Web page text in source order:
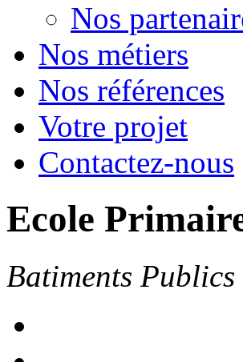
Nos
Nos métiers
Nos références
Votre projet
Contactez-nous
Ecole
Batiments Publics